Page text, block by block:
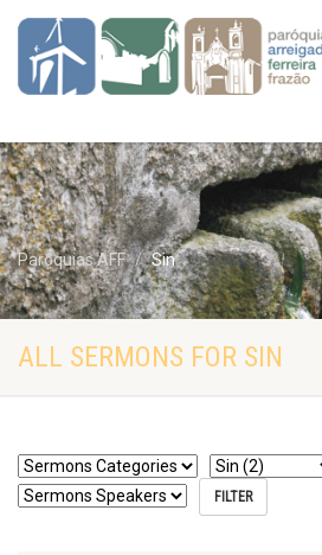
Paróquias AFF Sin
ALL SERMONS FOR SIN